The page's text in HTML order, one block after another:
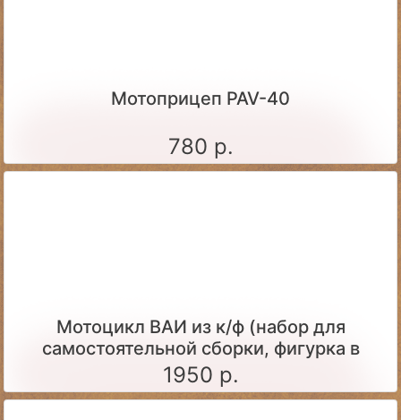
Мотоприцеп PAV-40
780 р.
Мотоцикл ВАИ из к/ф (набор для
самостоятельной сборки, фигурка в
комплекте)
1950 р.